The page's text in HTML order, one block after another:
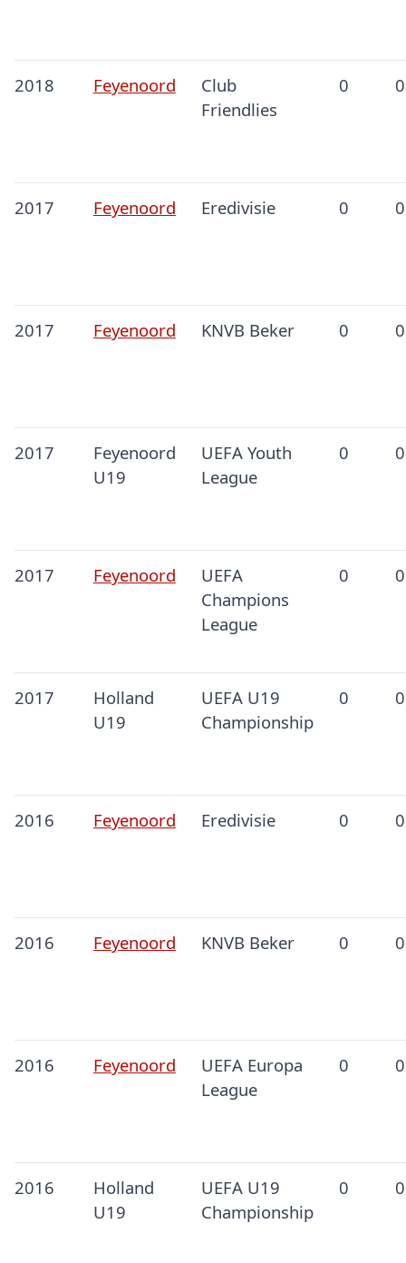
2018 Feyenoord
Club
Friendlies
0 0
2017 Feyenoord Eredivisie 0 0
2017 Feyenoord KNVB Beker 0 0
2017
Feyenoord
U19
UEFA Youth
League
0 0
2017 Feyenoord
UEFA
Champions
League
0 0
2017
Holland
U19
UEFA U19
Championship
0 0
2016 Feyenoord Eredivisie 0 0
2016 Feyenoord KNVB Beker 0 0
2016 Feyenoord
UEFA Europa
League
0 0
2016
Holland
U19
UEFA U19
Championship
0 0